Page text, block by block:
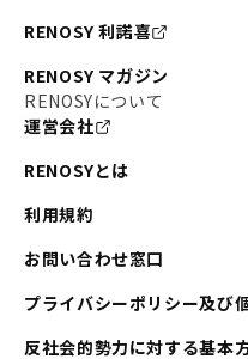
RENOSY 利諾喜
RENOSY マガジン
RENOSYについて
運営会社
RENOSYとは
利用規約
お問い合わせ窓口
プライバシーポリシー及び
反社会的勢力に対する基本